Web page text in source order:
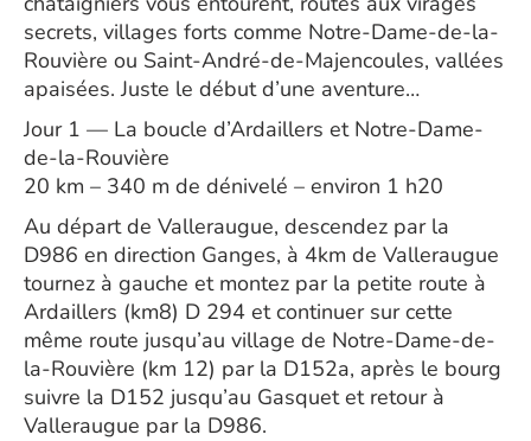
secrets, villages forts comme Notre-Dame-de-la-
Rouvière ou Saint-André-de-Majencoules, vallées
apaisées. Juste le début d’une aventure…
Jour 1 — La boucle d’Ardaillers et Notre-Dame-
de-la-Rouvière
20 km – 340 m de dénivelé – environ 1 h20
Au départ de Valleraugue, descendez par la
D986 en direction Ganges, à 4km de Valleraugue
tournez à gauche et montez par la petite route à
Ardaillers (km8) D 294 et continuer sur cette
même route jusqu’au village de Notre-Dame-de-
la-Rouvière (km 12) par la D152a, après le bourg
suivre la D152 jusqu’au Gasquet et retour à
Valleraugue par la D986.